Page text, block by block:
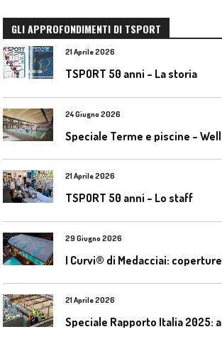
GLI APPROFONDIMENTI DI TSPORT
21 Aprile 2026
TSPORT 50 anni – La storia
24 Giugno 2026
21 Aprile 2026
TSPORT 50 anni – Lo staff
29 Giugno 2026
21 Aprile 2026
Speciale Rapporto Italia 2025: